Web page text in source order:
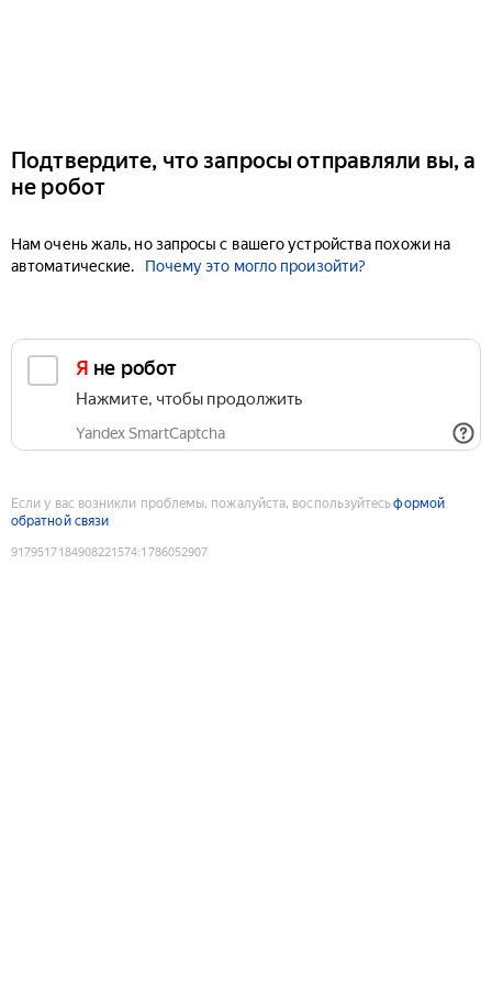
Подтвердите, что запросы отправляли вы, а
не робот
Нам очень жаль, но запросы с вашего устройства похожи на
автоматические.
Почему это могло произойти?
Я не робот
Нажмите, чтобы продолжить
Yandex SmartCaptcha
Если у вас возникли проблемы, пожалуйста, воспользуйтесьформой
обратной связи
9179517184908221574:1786052907